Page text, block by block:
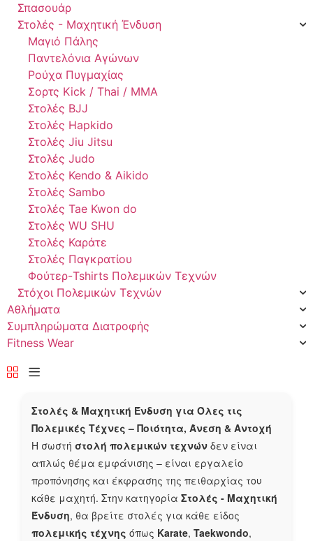
Σπασουάρ
Στολές - Μαχητική Ένδυση
Μαγιό Πάλης
Παντελόνια Αγώνων
Ρούχα Πυγμαχίας
Σορτς Kick / Thai / MMA
Στολές BJJ
Στολές Hapkido
Στολές Jiu Jitsu
Στολές Judo
Στολές Kendo & Aikido
Στολές Sambo
Στολές Tae Kwon do
Στολές WU SHU
Στολές Καράτε
Στολές Παγκρατίου
Φούτερ-Tshirts Πολεμικών Τεχνών
Στόχοι Πολεμικών Τεχνών
Αθλήματα
Συμπληρώματα Διατροφής
Fitness Wear
Στολές & Μαχητική Ένδυση για Όλες τις
Πολεμικές Τέχνες – Ποιότητα, Άνεση & Αντοχή
Η σωστή στολή πολεμικών τεχνών δεν είναι
απλώς θέμα εμφάνισης – είναι εργαλείο
προπόνησης και έκφρασης της πειθαρχίας του
κάθε μαχητή. Στην κατηγορίαΣτολές - Μαχητική
Ένδυση, θα βρείτε στολές για κάθε είδος
πολεμικής τέχνης όπως Karate,Taekwondo,